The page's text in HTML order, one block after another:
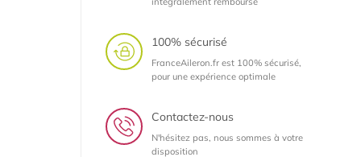
100% sécurisé
FranceAileron.fr est 100% sécurisé,
pour une expérience optimale
Contactez-nous
N'hésitez pas, nous sommes à votre
disposition